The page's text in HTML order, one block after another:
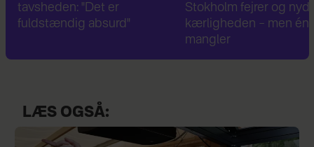
tavsheden: "Det er
fuldstændig absurd"
Stokholm fejrer og
kærligheden – men én
mangler
LÆS OGSÅ: